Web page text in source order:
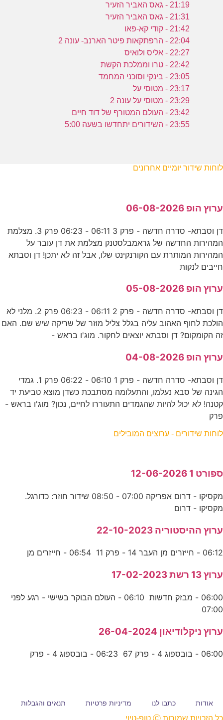
21:19 - גאס האביר הזעיר
21:31 - גאס האביר הזעיר
21:42 - קודי קא-פאו
22:04 - הרפתקאות פיטר הארנב- עונה 2
22:27 - אליס ולואיס
22:42 - טרו וממלכת הקשת
23:05 - בינקי וסוכני המחמד
23:17 - מטוסי על
23:29 - מטוסי על עונה 2
23:42 - העולם המטורף של דוד חיים
23:55 - השידורים יתחדשו בשעה 5:00
לוחות שידור יומיים אחרונים
ערוץ הופ 06-08-2026
דן וסבתא- סדרה חדשה - פרק 3 06:11 - 06:23 פרק 3. מצלמת
המהירות החדשה של גראמבלסטנק מצלמת את דן עובר על
המהירות המותרת עם הקורנקינט שלו, אבל זה לא יתכן! דן וסבתא
חייבים לנקות
ערוץ הופ 05-08-2026
דן וסבתא- סדרה חדשה - פרק 2 06:11 - 06:23 פרק 2. מלני לא
הולכת לחוף האהוב עליה בגלל צליל מוזר של שריקה שיש שם. האם
זה הקומקום? דן וסבתא יוצאים לחקור. מוג'ו בראש -
ערוץ הופ 04-08-2026
דן וסבתא- סדרה חדשה - פרק 1 06:10 - 06:22 פרק 1. גמדי
הגינה של סבא נעלמו, והתעלומה מסתבכת כשדן מוצא טביעת יד
קטנה! לא יכול להיות שהגמדים התעוררו לחיים, נכון? מוג'ו בראש -
פרק
לוחות שידורים - ערוצים המובילים
ספורט 1 12-06-2026
מקסיקו - דרום אפריקה 07:00 - 08:50 שידור חוזר: כדורגל.
מקסיקו - דרום
ערוץ ההיסטוריה 22-10-2023
06:12 - חייזרים מן העבר 14 - פרק 11 06:54 - חייזרים מן
ערוץ 13 רשת 17-02-2023
06:00 - מבזק חדשות 06:10 - העולם הבוקר בשישי - רגע לפני
07:00
ערוץ ניקלודיאון 26-04-2024
06:00 - בובספוג 4 - פרק 67 06:23 - בובספוג 4 - פרק
אודות כתבו לנו מדיניות פרטיות תנאים והגבלות